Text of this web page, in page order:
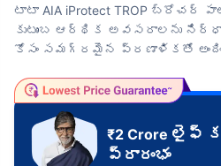
టాటా AIA iProtect TROP
కుటుంబ ఆర్థిక అవసరాలను
కోసం సమగ్రమైన ప్రణాళికతో
₹2 Crore లైఫ్
ప్రారంభం